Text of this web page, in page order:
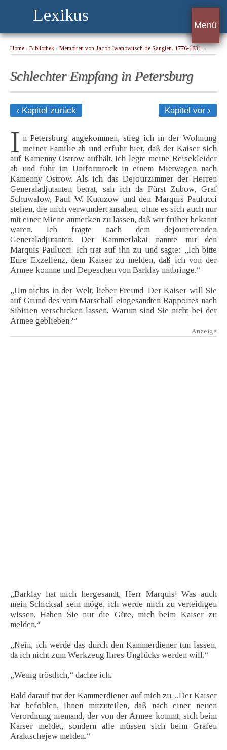
Lexikus
Menü
Home › Bibliothek › Memoiren von Jacob Iwanowitsch de Sanglen. 1776-1831.›
Schlechter Empfang in Petersburg
‹ Kapitel zurück Kapitel vor ›
I n Petersburg angekommen, stieg ich in der Wohnung
meiner Familie ab und erfuhr hier, daß der Kaiser sich
auf Kamenny Ostrow aufhält. Ich legte meine Reisekleider
ab und fuhr im Uniformrock in einem Mietwagen nach
Kamenny Ostrow. Als ich das Dejourzimmer der Herren
Generaladjutanten betrat, sah ich da Fürst Zubow, Graf
Schuwalow, Paul W. Kutuzow und den Marquis Paulucci
stehen, die mich verwundert ansahen, ohne es sich auch nur
mit einer Miene anmerken zu lassen, daß wir früher bekannt
waren. Ich fragte nach dem dejourierenden
Generaladjutanten. Der Kammerlakai nannte mir den
Marquis Paulucci. Ich trat auf ihn zu und sagte: „Ich bitte
Eure Exzellenz, dem Kaiser zu melden, daß ich von der
Armee komme und Depeschen von Barklay mitbringe.“
„Um nichts in der Welt, lieber Freund. Der Kaiser will Sie
auf Grund des vom Marschall eingesandten Rapportes nach
Sibirien verschicken lassen. Warum sind Sie nicht bei der
Armee geblieben?“
„Barklay hat mich hergesandt, Herr Marquis! Was auch
mein Schicksal sein möge, ich werde mich zu verteidigen
wissen. Haben Sie nur die Güte, mich beim Kaiser zu
melden.“
„Nein, ich werde das durch den Kammerdiener tun lassen,
da ich nicht zum Werkzeug Ihres Unglücks werden will.“
„Wenig tröstlich,“ dachte ich.
Bald darauf trat der Kammerdiener auf mich zu. „Der Kaiser
hat befohlen, Ihnen mitzuteilen, daß nach einer neuen
Verordnung niemand, der von der Armee kommt, sich beim
Kaiser meldet, sondern alle müssen sich beim Grafen
Araktschejew melden.“